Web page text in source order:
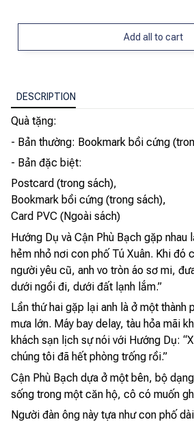
Add all to cart
DESCRIPTION
Quà tặng:
- Bản thường: Bookmark bồi cứng
- Bản đặc biệt:
Postcard (trong sách),
Bookmark bồi cứng (trong sách),
Card PVC (Ngoài sách)
Hướng Dụ và Cận Phù Bạch gặp nhau
hẻm nhỏ nơi con phố Tú Xuân. Khi đó
người yêu cũ, anh vo tròn áo sơ mi,
dưới ngồi đi, dưới đất lạnh lắm.”
Lần thứ hai gặp lại anh là ở một thành
mưa lớn. Máy bay delay, tàu hỏa mãi
khách sạn lịch sự nói với Hướng Dụ:
chúng tôi đã hết phòng trống rồi.”
Cận Phù Bạch dựa ở một bên, bộ
sống trong một căn hộ, cô có muốn
Người đàn ông này tựa như con phố